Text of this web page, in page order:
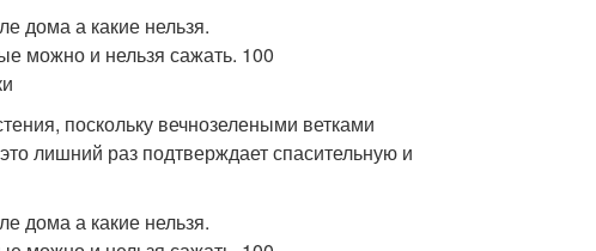
поскольку вечнозелеными ветками
лишний раз подтверждает спасительную и